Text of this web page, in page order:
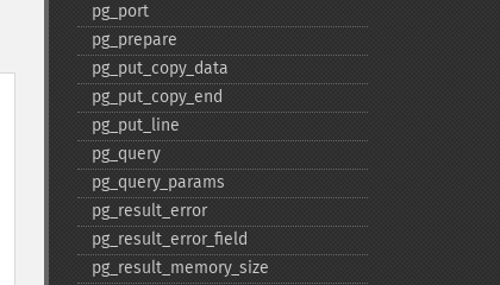
pg_​port
pg_​prepare
pg_​put_​copy_​data
pg_​put_​copy_​end
pg_​put_​line
pg_​query
pg_​query_​params
pg_​result_​error
pg_​result_​error_​field
pg_​result_​memory_​size